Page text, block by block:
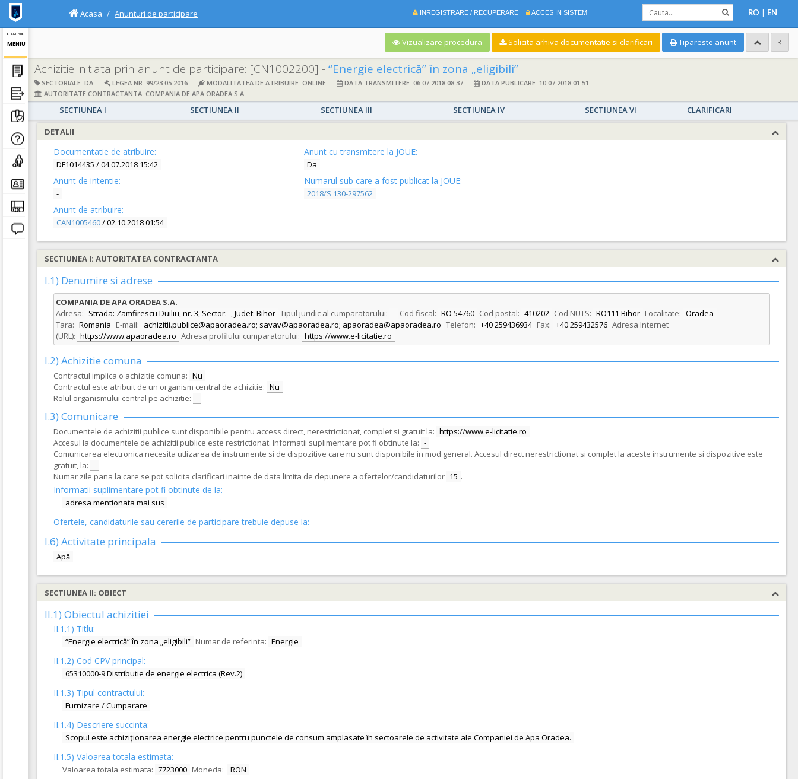
E - LICITATIE
MENIU
INREGISTRARE / RECUPERARE ACCES IN SISTEM RO | EN
Acasa Anunturi de participare
Vizualizare procedura Solicita arhiva documentatie si clarificari Tipareste anunt
Achizitie initiata prin anunt de participare: [CN1002200] -“Energie electrică” în zona „eligibili”
SECTORIALE: DA LEGEA NR. 99/23.05.2016 MODALITATEA DE ATRIBUIRE: ONLINE DATA TRANSMITERE: 06.07.2018 08:37
DATA PUBLICARE: 10.07.2018 01:51
AUTORITATE CONTRACTANTA: COMPANIA DE APA ORADEA S.A.
SECTIUNEA I SECTIUNEA II SECTIUNEA III SECTIUNEA IV SECTIUNEA VI CLARIFICARI
DETALII
Documentatie de atribuire:
DF1014435 / 04.07.2018 15:42
Anunt de intentie:
-
Anunt de atribuire:
CAN1005460/ 02.10.2018 01:54
Anunt cu transmitere la JOUE:
Da
Numarul sub care a fost publicat la JOUE:
2018/S 130-297562
SECTIUNEA I: AUTORITATEA CONTRACTANTA
I.1) Denumire si adrese
COMPANIA DE APA ORADEA S.A.
Adresa: Strada: Zamfirescu Duiliu, nr. 3, Sector: -, Judet: Bihor Tipul juridic al cumparatorului: - Cod fiscal: RO 54760 Cod postal: 410202 Cod NUTS: RO111 Bihor Localitate: Oradea
Tara: Romania E-mail: achizitii.publice@apaoradea.ro; savav@apaoradea.ro; apaoradea@apaoradea.ro Telefon: +40 259436934 Fax: +40 259432576 Adresa Internet
(URL): https://www.apaoradea.ro Adresa profilului cumparatorului: https://www.e-licitatie.ro
I.2) Achizitie comuna
Contractul implica o achizitie comuna: Nu
Contractul este atribuit de un organism central de achizitie: Nu
Rolul organismului central pe achizitie: -
I.3) Comunicare
Documentele de achizitii publice sunt disponibile pentru access direct, nerestrictionat, complet si gratuit la: https://www.e-licitatie.ro
Accesul la documentele de achizitii publice este restrictionat. Informatii suplimentare pot fi obtinute la: -
Comunicarea electronica necesita utlizarea de instrumente si de dispozitive care nu sunt disponibile in mod general. Accesul direct nerestrictionat si complet la aceste instrumente si dispozitive este
gratuit, la: -
Numar zile pana la care se pot solicita clarificari inainte de data limita de depunere a ofertelor/candidaturilor 15 .
Informatii suplimentare pot fi obtinute de la:
adresa mentionata mai sus
Ofertele, candidaturile sau cererile de participare trebuie depuse la:
I.6) Activitate principala
Apă
SECTIUNEA II: OBIECT
II.1) Obiectul achizitiei
II.1.1) Titlu:
“Energie electrică” în zona „eligibili” Numar de referinta: Energie
II.1.2) Cod CPV principal:
65310000-9 Distributie de energie electrica (Rev.2)
II.1.3) Tipul contractului:
Furnizare / Cumparare
II.1.4) Descriere succinta:
Scopul este achiziţionarea energie electrice pentru punctele de consum amplasate în sectoarele de activitate ale Companiei de Apa Oradea.
II.1.5) Valoarea totala estimata:
Valoarea totala estimata: 7723000 Moneda: RON